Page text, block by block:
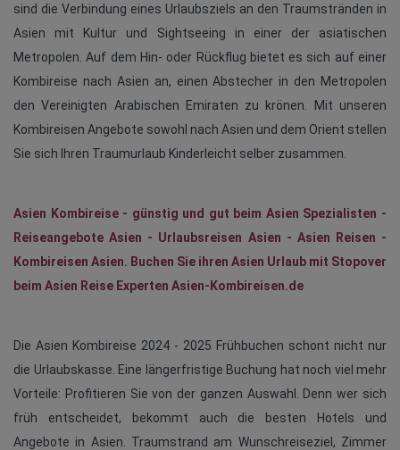
sind die Verbindung eines Urlaubsziels an den Traumstränden in
Asien mit Kultur und Sightseeing in einer der asiatischen
Metropolen. Auf dem Hin- oder Rückflug bietet es sich auf einer
Kombireise nach Asien an, einen Abstecher in den Metropolen
den Vereinigten Arabischen Emiraten zu krönen. Mit unseren
Kombireisen Angebote sowohl nach Asien und dem Orient stellen
Sie sich Ihren Traumurlaub Kinderleicht selber zusammen.
Asien Kombireise - günstig und gut beim Asien Spezialisten -
Reiseangebote Asien - Urlaubsreisen Asien - Asien Reisen -
Kombireisen Asien. Buchen Sie ihren Asien Urlaub mit Stopover
beim Asien Reise Experten Asien-Kombireisen.de
Die Asien Kombireise 2024 - 2025 Frühbuchen schont nicht nur
die Urlaubskasse. Eine längerfristige Buchung hat noch viel mehr
Vorteile: Profitieren Sie von der ganzen Auswahl. Denn wer sich
früh entscheidet, bekommt auch die besten Hotels und
Angebote in Asien. Traumstrand am Wunschreiseziel, Zimmer